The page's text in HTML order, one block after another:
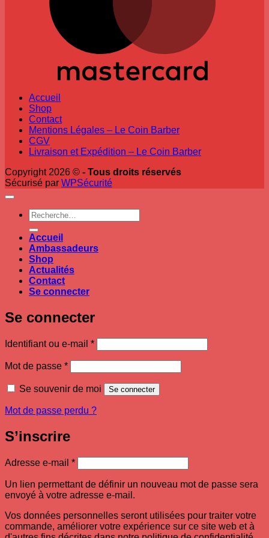
Accueil
Shop
Contact
Mentions Légales – Le Coin Barber
CGV
Livraison et Expédition – Le Coin Barber
Copyright 2026 © - Tous droits réservés
Sécurisé par WPSécurité
Recherche
pour :
Accueil
Ambassadeurs
Shop
Actualités
Contact
Se connecter
Se connecter
Identifiant ou e-mail *Obligatoire
Mot de passe *Obligatoire
Se souvenir de moi Se connecter
Mot de passe perdu ?
S’inscrire
Adresse e-mail *Obligatoire
Un lien permettant de définir un nouveau mot de passe sera
envoyé à votre adresse e-mail.
Vos données personnelles seront utilisées pour traiter votre
commande, améliorer votre expérience sur ce site web et à